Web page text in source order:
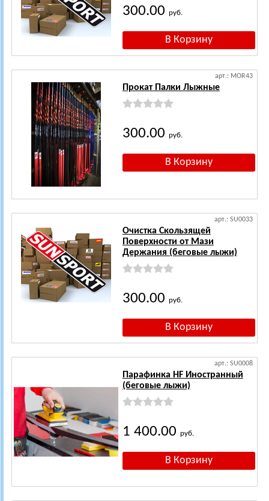
300.00 руб.
арт.: MOR43
Прокат Палки Лыжные
300.00 руб.
арт.: SU0033
Очистка Скользящей
Поверхности от Мази
Держания (беговые лыжи)
300.00 руб.
арт.: SU0008
Парафинка HF Иностранный
(беговые лыжи)
1 400.00 руб.